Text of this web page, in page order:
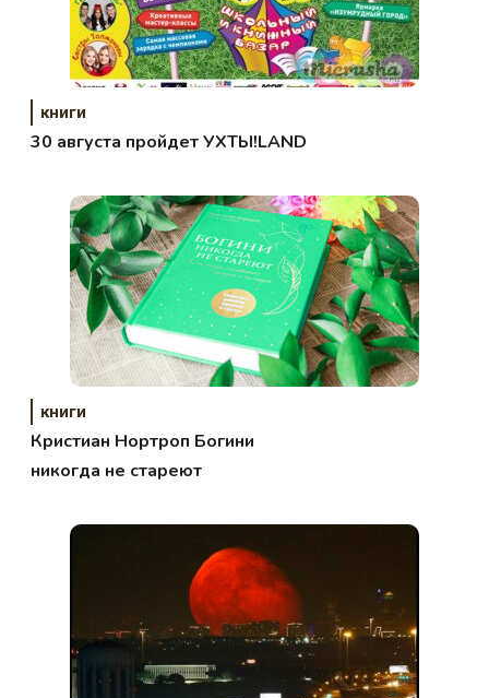
книги
30 августа пройдет УХТЫ!LAND
книги
Кристиан Нортроп Богини
никогда не стареют